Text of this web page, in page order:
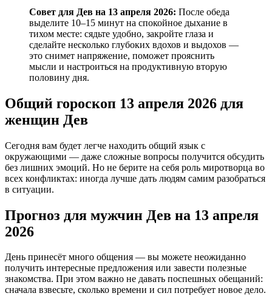
Совет для Дев на 13 апреля 2026: После обеда
выделите 10–15 минут на спокойное дыхание в
тихом месте: сядьте удобно, закройте глаза и
сделайте несколько глубоких вдохов и выдохов —
это снимет напряжение, поможет прояснить
мысли и настроиться на продуктивную вторую
половину дня.
Общий гороскоп 13 апреля 2026 для
женщин Дев
Сегодня вам будет легче находить общий язык с
окружающими — даже сложные вопросы получится обсудить
без лишних эмоций. Но не берите на себя роль миротворца во
всех конфликтах: иногда лучше дать людям самим разобраться
в ситуации.
Прогноз для мужчин Дев на 13 апреля
2026
День принесёт много общения — вы можете неожиданно
получить интересные предложения или завести полезные
знакомства. При этом важно не давать поспешных обещаний:
сначала взвесьте, сколько времени и сил потребует новое дело.